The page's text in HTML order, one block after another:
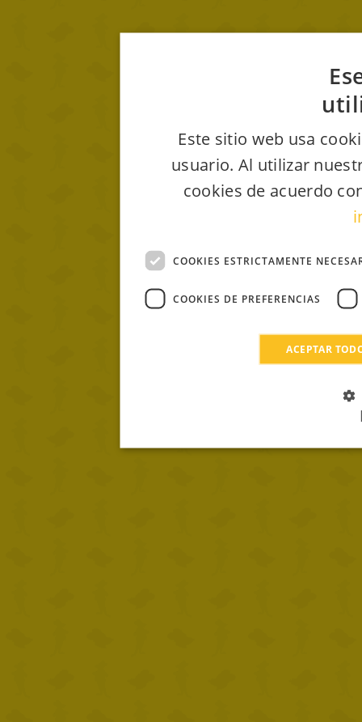
Este sitio web usa
usuario. Al utilizar
cookies de acuerdo
COOKIES ESTRICTAMENTE
COOKIES DE PREFERENCIAS
ACEPTAR